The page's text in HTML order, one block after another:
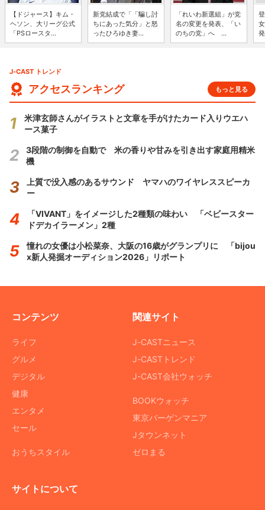
【ドジャース】キム・
ヘソン、大リーグ公式
「PSロースタ...
新党結成で「「騙し討
ちにあった気分」と怒
ったひろゆき妻...
「れいわ新選組」が党
名の変更を発表、「い
のちの党」へ ...
J-CAST トレンド
アクセスランキング もっと見る
米津玄師さんがイラストと文章を手がけたカード入りウエハ
ース菓子
3段階の制御を自動で 米の香りや甘みを引き出す家庭用精米
機
上質で没入感のあるサウンド ヤマハのワイヤレススピーカ
ー
「VIVANT」をイメージした2種類の味わい 「ベビースター
ドデカイラーメン」2種
憧れの女優は小松菜奈、大阪の16歳がグランプリに 「bijou
x新人発掘オーディション2026」リポート
コンテンツ
ライフ
グルメ
デジタル
健康
エンタメ
セール
おうちスタイル
関連サイト
J-CASTニュース
J-CASTトレンド
J-CAST会社ウォッチ
BOOKウォッチ
東京バーゲンマニア
Jタウンネット
ゼロまる
サイトについて